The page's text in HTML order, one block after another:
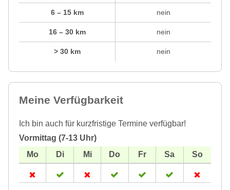
6 – 15 km
16 – 30 km
> 30 km
nein
nein
nein
Meine Verfügbarkeit
Ich bin auch für kurzfristige Termine verfügbar!
Vormittag (7-13 Uhr)